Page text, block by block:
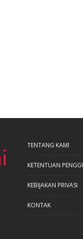
TENTANG KAMI
KETENTUAN
KEBIJAKAN PRIVASI
KONTAK